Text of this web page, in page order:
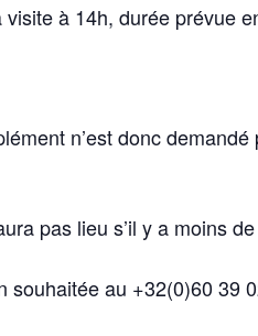
visite à 14h, durée prévue
n’est donc
pas lieu s’il y a moins
souhaitée au +32(0)60 39